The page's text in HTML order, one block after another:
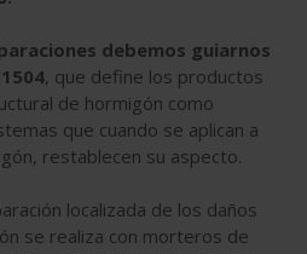
debemos guiarnos
, que define los productos
de hormigón como
que cuando se aplican a
restablecen su aspecto.
localizada de los daños
se realiza con morteros de